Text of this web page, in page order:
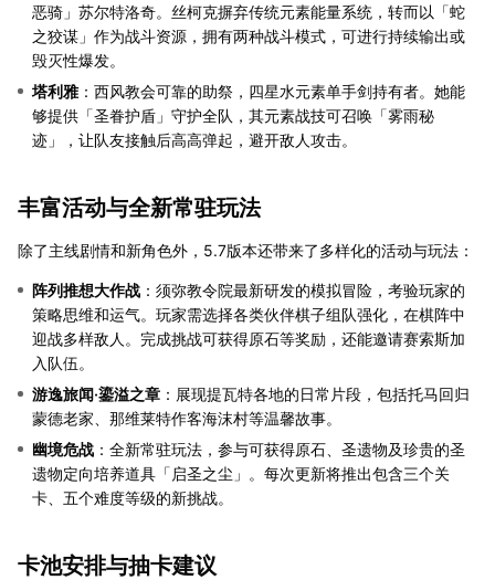
恶骑」苏尔特洛奇。丝柯克摒弃传统元素能量系统，转而以「蛇
之狡谋」作为战斗资源，拥有两种战斗模式，可进行持续输出或
毁灭性爆发。
塔利雅：西风教会可靠的助祭，四星水元素单手剑持有者。她能
够提供「圣眷护盾」守护全队，其元素战技可召唤「雾雨秘
迹」，让队友接触后高高弹起，避开敌人攻击。
丰富活动与全新常驻玩法
除了主线剧情和新角色外，5.7版本还带来了多样化的活动与玩法：
阵列推想大作战 ：须弥教令院最新研发的模拟冒险，考验玩家的
策略思维和运气。玩家需选择各类伙伴棋子组队强化，在棋阵中
迎战多样敌人。完成挑战可获得原石等奖励，还能邀请赛索斯加
入队伍。
游逸旅闻·鎏溢之章 ：展现提瓦特各地的日常片段，包括托马回归
蒙德老家、那维莱特作客海沫村等温馨故事。
幽境危战 ：全新常驻玩法，参与可获得原石、圣遗物及珍贵的圣
遗物定向培养道具「启圣之尘」。每次更新将推出包含三个关
卡、五个难度等级的新挑战。
卡池安排与抽卡建议